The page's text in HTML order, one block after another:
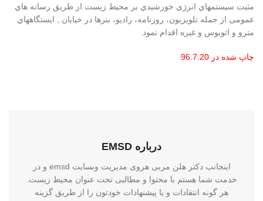
مثبت سیستمهاي انرژي خورشیدي بر محیط زیست از طریق رسانه هاي
عمومی از جمله تلویزیون، روزنامه، رادیو، بنرها در خیابان , ایستگاههاي
مترو و اتوبوس و غیره اقدام نمود.
چاپ شده در 96.7.20
درباره EMSD
اینجانب دکتر هلن مربی هروی مدیریت وبسایت emsd و در
خدمت شما هستم با محتوا و مطالبی تحت عنوان محیط زیست.
هر گونه انتقادات و یا پیشنهادات خودتون را از طریق گزینه